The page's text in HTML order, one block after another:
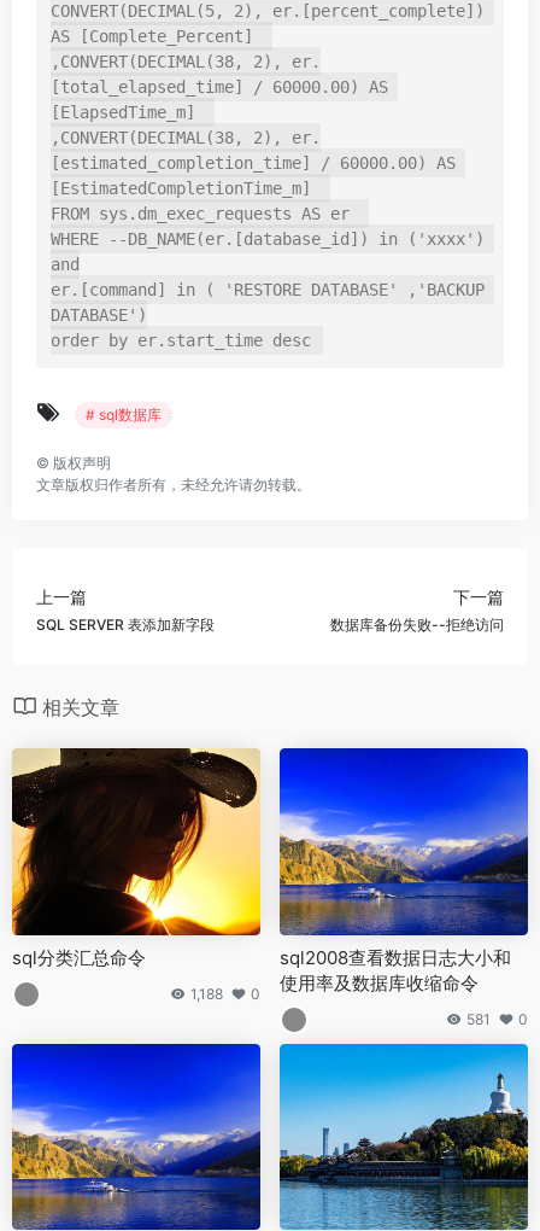
CONVERT(DECIMAL(5, 2), er.[percent_complete])
AS [Complete_Percent]
,CONVERT(DECIMAL(38, 2), er.
[total_elapsed_time] / 60000.00) AS
[ElapsedTime_m]
,CONVERT(DECIMAL(38, 2), er.
[estimated_completion_time] / 60000.00) AS
[EstimatedCompletionTime_m]
FROM sys.dm_exec_requests AS er
WHERE --DB_NAME(er.[database_id]) in ('xxxx')
and
er.[command] in ( 'RESTORE DATABASE' ,'BACKUP
DATABASE')
order by er.start_time desc
# sql数据库
© 版权声明
文章版权归作者所有，未经允许请勿转载。
上一篇
SQL SERVER 表添加新字段
下一篇
数据库备份失败--拒绝访问
相关文章
sql分类汇总命令
1,188 0
sql2008查看数据日志大小和
使用率及数据库收缩命令
581 0